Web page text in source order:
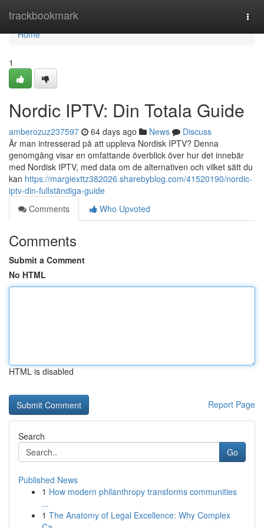
trackbookmark
Home
Home
1
Nordic IPTV: Din Totala Guide
amberozuz237597 64 days ago News
Discuss
Är man intresserad på att uppleva Nordisk IPTV? Denna
genomgång visar en omfattande överblick över hur det innebär
med Nordisk IPTV, med data om de alternativen och vilket sätt du
kan https://margiexttz382026.sharebyblog.com/41520190/nordic-
iptv-din-fullständiga-guide
Comments
Who Upvoted
Comments
Submit a Comment
No HTML
HTML is disabled
Report Page
Search
Go
Published News
1 How modern philanthropy transforms communities
...
1 The Anatomy of Legal Excellence: Why Complex